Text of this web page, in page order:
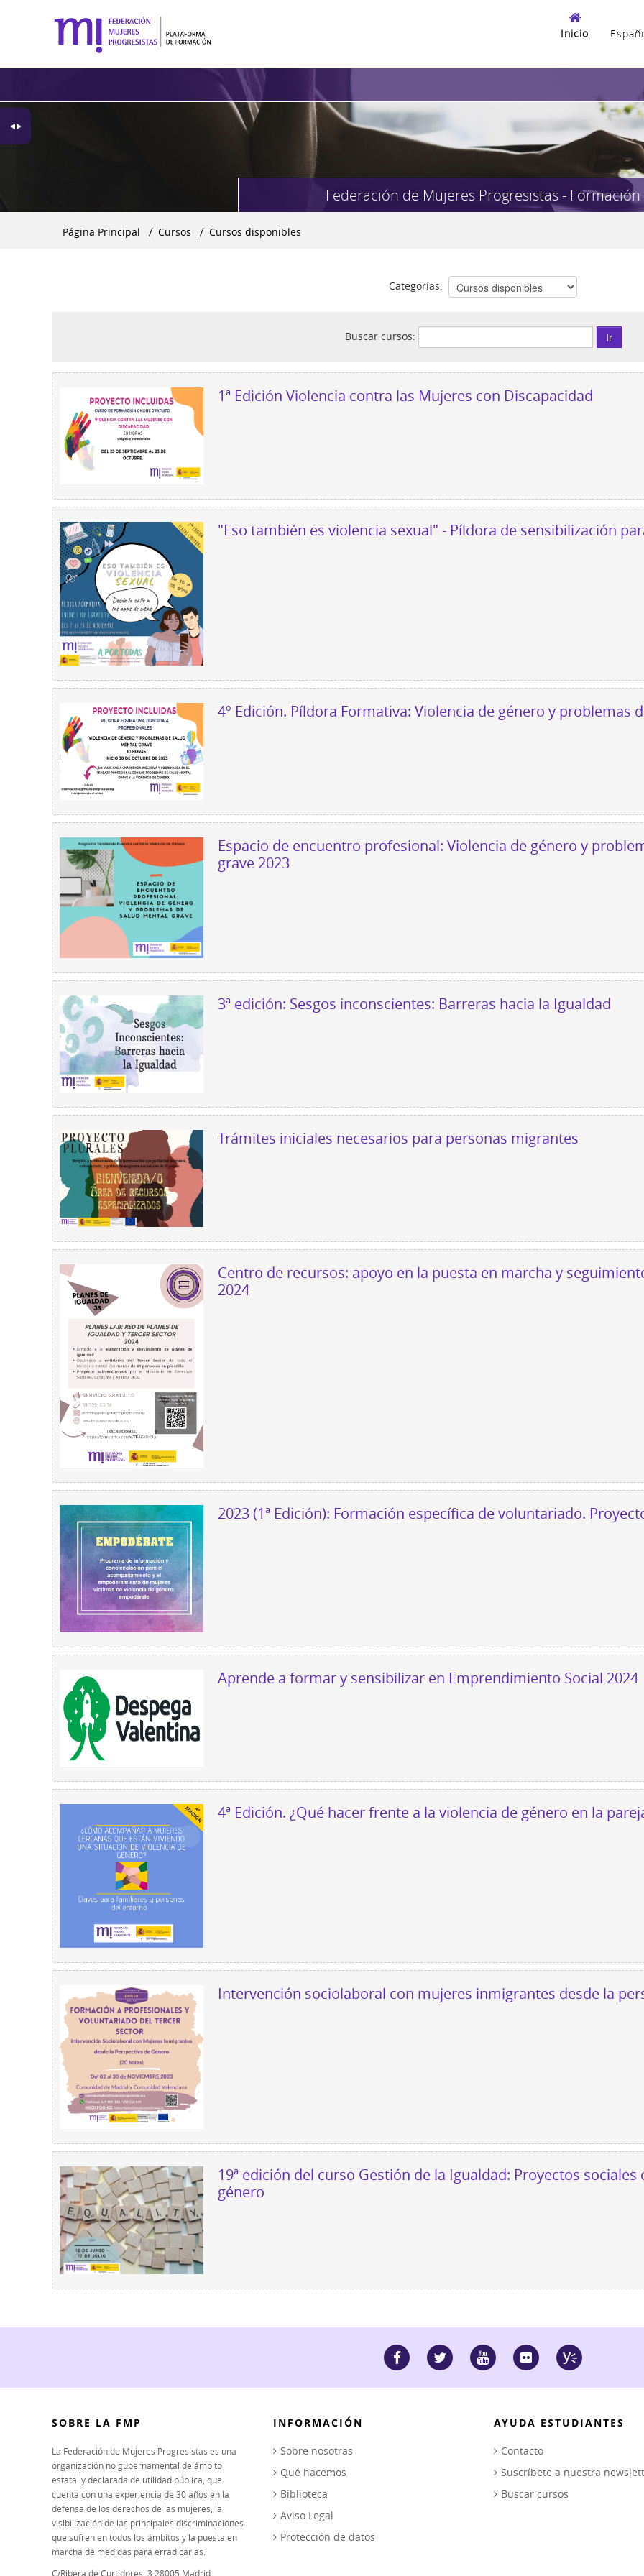
Inicio
Federación de Mujeres Progresistas - Formación
Página Principal ▶︎ Cursos ▶︎ Cursos disponibles
Categorías:
Buscar cursos:
1ª Edición Violencia contra las Mujeres con Discapacidad
"Eso también es violencia sexual" - Píldora de sensibilización
4º Edición. Píldora Formativa: Violencia de género y problemas
Espacio de encuentro profesional: Violencia de género y
grave 2023
3ª edición: Sesgos inconscientes: Barreras hacia la Igualdad
Trámites iniciales necesarios para personas migrantes
Centro de recursos: apoyo en la puesta en marcha y
2024
2023 (1ª Edición): Formación específica de voluntariado.
Aprende a formar y sensibilizar en Emprendimiento Social 2024
4ª Edición. ¿Qué hacer frente a la violencia de género en la
Intervención sociolaboral con mujeres inmigrantes desde la
19ª edición del curso Gestión de la Igualdad: Proyectos
género
SOBRE LA FMP
La Federación de Mujeres Progresistas es una
organización no gubernamental de ámbito
estatal y declarada de utilidad pública, que
cuenta con una experiencia de 30 años en la
defensa de los derechos de las mujeres, la
visibilización de las principales discriminaciones
que sufren en todos los ámbitos y la puesta en
marcha de medidas para erradicarlas.
C/Ribera de Curtidores, 3 28005 Madrid
INFORMACIÓN
Sobre nosotras
Qué hacemos
Biblioteca
Aviso Legal
Protección de datos
AYUDA ESTUDIANTES
Contacto
Suscríbete a nuestra
Buscar cursos